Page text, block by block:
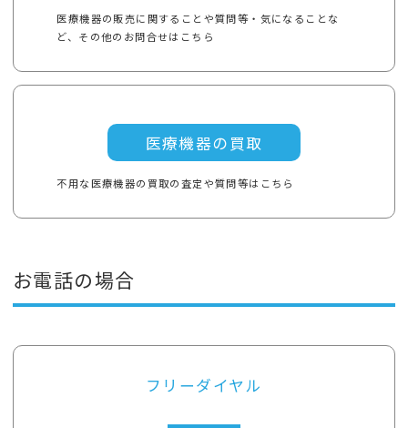
医療機器の販売に関することや質問等・気になることな
ど、その他のお問合せはこちら
医療機器の買取
不用な医療機器の買取の査定や質問等はこちら
お電話の場合
フリーダイヤル